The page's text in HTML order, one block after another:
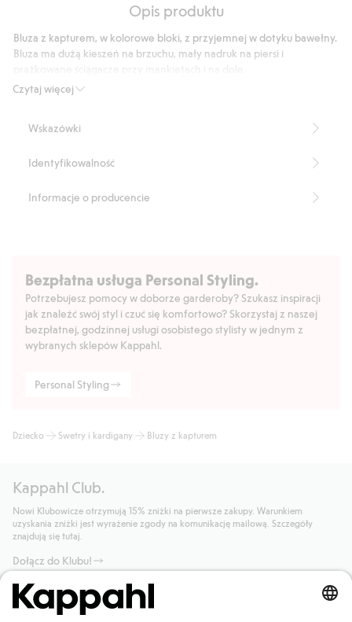
8
głosów
Opis produktu
Czytaj więcej
Bluza z kapturem, w kolorowe bloki, z przyjemnej w dotyku bawełny.
Bluza ma dużą kieszeń na brzuchu, mały nadruk na piersi i
Numer artykułu
Wskazówki
Identyfikowalność
Informacje o producencie
Bezpłatna usługa Personal Styling.
Potrzebujesz pomocy w doborze garderoby? Szukasz inspiracji
jak znaleźć swój styl i czuć się komfortowo? Skorzystaj z naszej
bezpłatnej, godzinnej usługi osobistego stylisty w jednym z
wybranych sklepów Kappahl.
Personal Styling
Dziecko Swetry i kardigany Bluzy z kapturem
Kappahl Club.
Nowi Klubowicze otrzymują 15% zniżki na pierwsze zakupy. Warunkiem
uzyskania zniżki jest wyrażenie zgody na komunikację mailową. Szczegóły
znajdują się tutaj.
Dołącz do Klubu!